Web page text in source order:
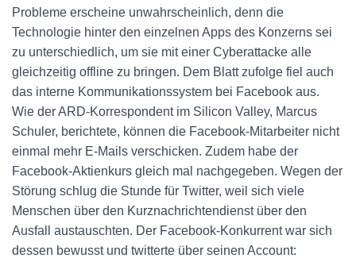
Probleme erscheine unwahrscheinlich, denn die
Technologie hinter den einzelnen Apps des Konzerns sei
zu unterschiedlich, um sie mit einer Cyberattacke alle
gleichzeitig offline zu bringen. Dem Blatt zufolge fiel auch
das interne Kommunikationssystem bei Facebook aus.
Wie der ARD-Korrespondent im Silicon Valley, Marcus
Schuler, berichtete, können die Facebook-Mitarbeiter nicht
einmal mehr E-Mails verschicken. Zudem habe der
Facebook-Aktienkurs gleich mal nachgegeben. Wegen der
Störung schlug die Stunde für Twitter, weil sich viele
Menschen über den Kurznachrichtendienst über den
Ausfall austauschten. Der Facebook-Konkurrent war sich
dessen bewusst und twitterte über seinen Account: